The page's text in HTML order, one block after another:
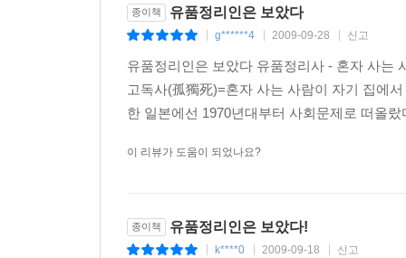
종이책 유품정리인은 보았다
g******4 2009-09-28 신고
유품정리인은 보았다 유품정리사 - 혼자 사는
고독사(孤獨死)=혼자 사는 사람이 자기 집에
한 일본에선 1970년대부터 사회문제로 떠올
이 리뷰가 도움이 되었나요?
종이책 유품정리인은 보았다!
k****0 2009-09-18 신고